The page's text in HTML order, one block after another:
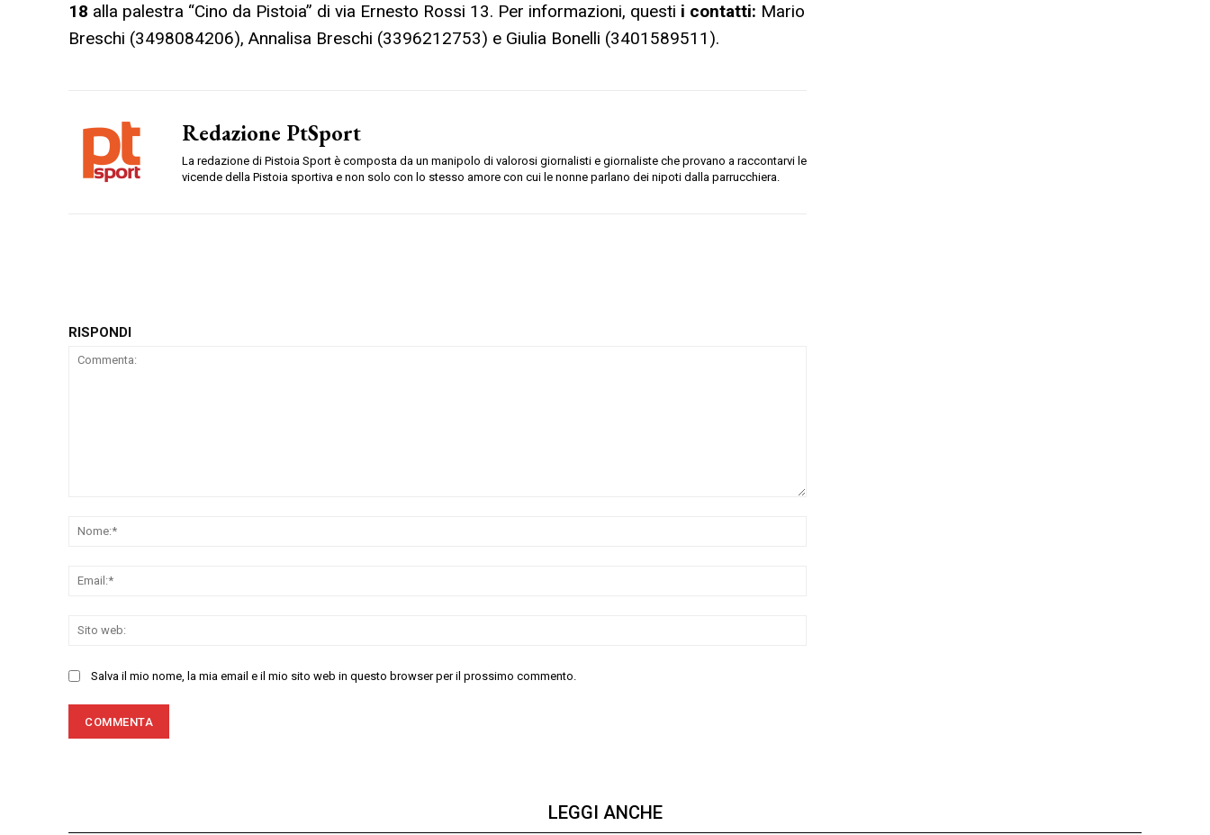
18 alla palestra “Cino da Pistoia” di via Ernesto Rossi 13. Per informazioni, questi i contatti: Mario
Breschi (3498084206), Annalisa Breschi (3396212753) e Giulia Bonelli (3401589511).
Redazione PtSport
La redazione di Pistoia Sport è composta da un manipolo di valorosi giornalisti e giornaliste che provano a raccontarvi le
vicende della Pistoia sportiva e non solo con lo stesso amore con cui le nonne parlano dei nipoti dalla parrucchiera.
RISPONDI
Salva il mio nome, la mia email e il mio sito web in questo browser per il prossimo commento.
LEGGI ANCHE